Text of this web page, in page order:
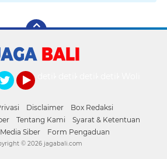
Disclaimer
Box Redaksi
Tentang Kami
Syarat & Ketentuan
Siber
Form Pengaduan
© 2026 jagabali.com